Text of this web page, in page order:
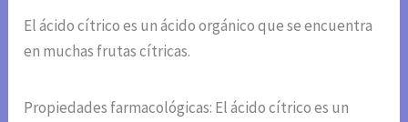
El ácido cítrico es un ácido orgánico que se encuentra
en muchas frutas cítricas.
Propiedades farmacológicas: El ácido cítrico es un